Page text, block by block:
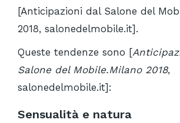
[Anticipazioni dal Salone del
2018, salonedelmobile.it].
Queste tendenze sono [
Salone del Mobile.Milano 2018,
salonedelmobile.it]:
Sensualità e natura